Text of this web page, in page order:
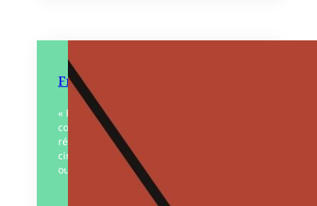
Frapper dur
« Frapper dur », un titre pour deux
courtes nouvelles qui se passent dans la
région nantaise au début des années
cinquante. On y suit le parcours d’un
ouvrier espagnol…